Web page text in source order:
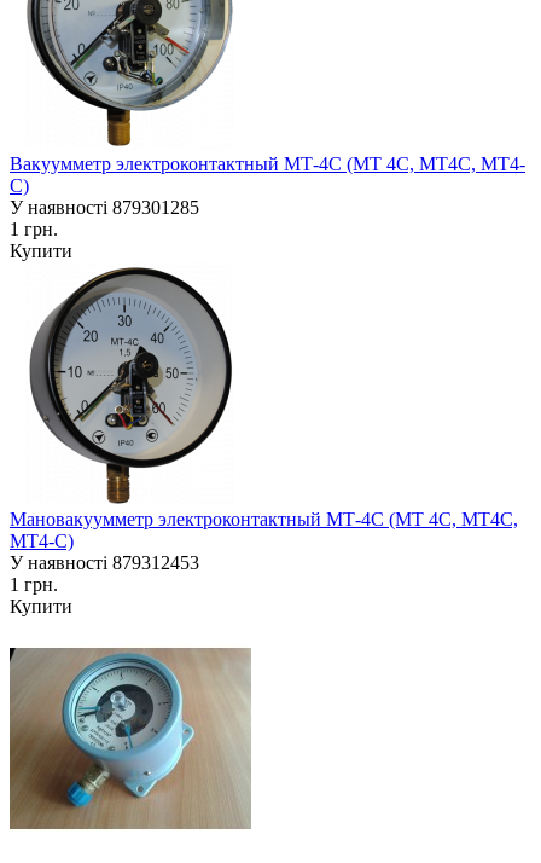
Вакуумметр электроконтактный МТ-4С (МТ 4С, МТ4С, МТ4-
С)
У наявності 879301285
1 грн.
Купити
Мановакуумметр электроконтактный МТ-4С (МТ 4С, МТ4С,
МТ4-С)
У наявності 879312453
1 грн.
Купити